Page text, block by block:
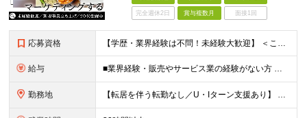
完全週休2日 賞与複数月 面接1回
応募資格 【学歴・業界経験は不問！未経験大歓迎】 ＜こんな方、大歓迎！＞ ・新しいことにイチから挑戦し、ワクワクする熱量を味わいたい方 ・毎日同じことの繰り返しから抜け出したい方 ・新しいブランドづくりに興味
給与 ■業界経験・販売やサービス業の経験がない方 月給29.5万円～ ※固定残業手当（51,937円～/月30時間分）、固定深夜割増手当（3,463円～月10時間分） ■外食業界で店長・副店長等の経験をお
勤務地 【転居を伴う転勤なし／U・Iターン支援あり】 本社（恵比寿）または当社が運営する東京都内の直営店舗での勤務 ※配属先は経験・希望・プロジェクト内容を踏まえて決定します。 ★社宅・引越支援制度あり（